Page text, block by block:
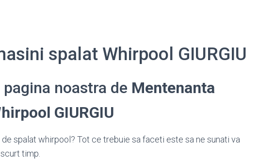
spalat Whirpool GIURGIU
noastra de Mentenanta
GIURGIU
spalat whirpool? Tot ce trebuie sa faceti este sa ne sunati va
timp.